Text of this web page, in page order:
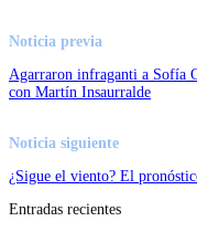
Noticia previa
Agarraron infraganti a Sofía
con Martín Insaurralde
Noticia siguiente
¿Sigue el viento? El
Entradas recientes